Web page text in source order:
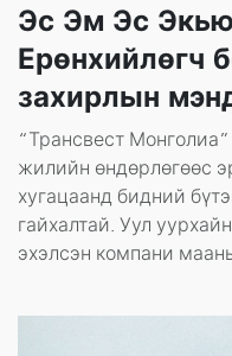
Эс Эм Эс
Ерөнхийлөгч
захирлын
“Трансвест
жилийн өндөрлөгөөс
хугацаанд бидний
гайхалтай. Уул
эхэлсэн компани